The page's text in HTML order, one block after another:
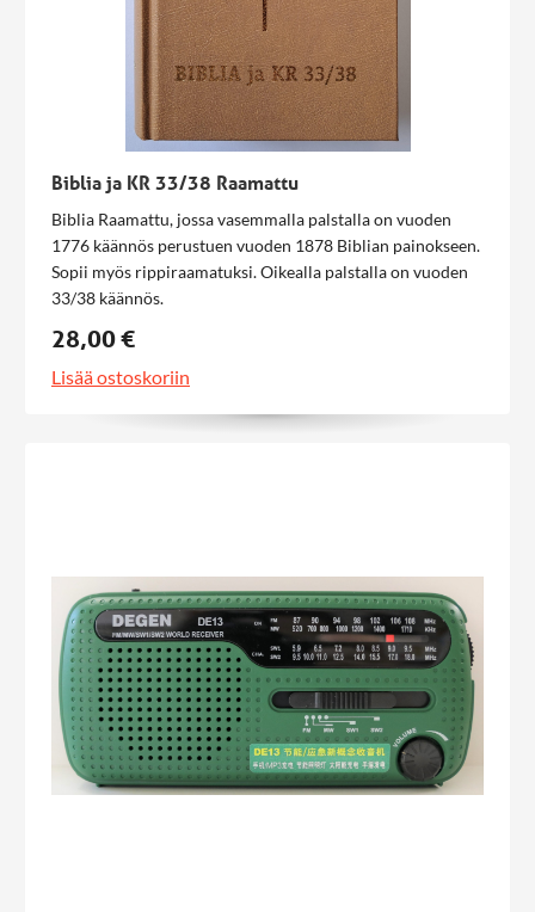
Biblia ja KR 33/38 Raamattu
Biblia Raamattu, jossa vasemmalla palstalla on vuoden
1776 käännös perustuen vuoden 1878 Biblian painokseen.
Sopii myös rippiraamatuksi. Oikealla palstalla on vuoden
33/38 käännös.
28,00 €
Lisää ostoskoriin